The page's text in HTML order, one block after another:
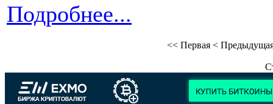
Подробнее...
<< Первая <